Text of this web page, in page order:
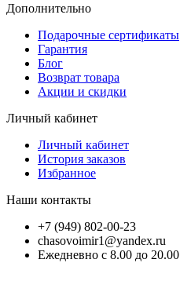
Дополнительно
Подарочные сертификаты
Гарантия
Блог
Возврат товара
Акции и скидки
Личный кабинет
Личный кабинет
История заказов
Избранное
Наши контакты
+7 (949) 802-00-23
chasovoimir1@yandex.ru
Ежедневно с 8.00 до 20.00